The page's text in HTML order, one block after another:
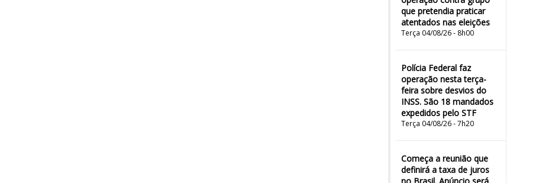
que pretendia praticar
atentados nas eleições
Terça 04/08/26 - 8h00
Polícia Federal faz
operação nesta terça-
feira sobre desvios do
INSS. São 18 mandados
expedidos pelo STF
Terça 04/08/26 - 7h20
Começa a reunião que
definirá a taxa de juros